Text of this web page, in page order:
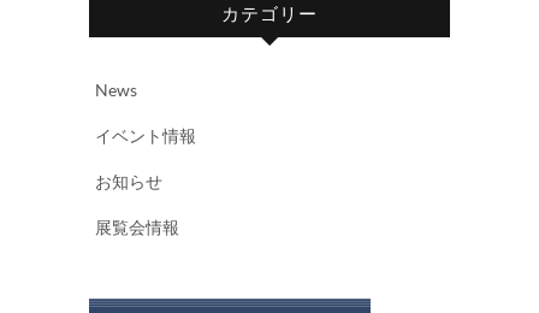
カテゴリー
News
イベント情報
お知らせ
展覧会情報